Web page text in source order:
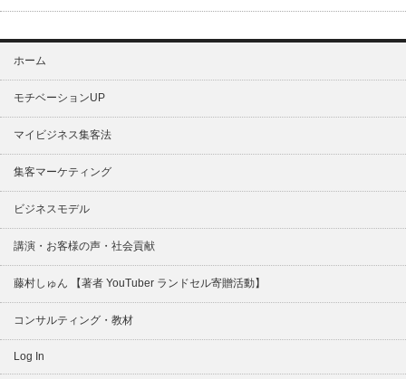
ホーム
モチベーションUP
マイビジネス集客法
集客マーケティング
ビジネスモデル
講演・お客様の声・社会貢献
藤村しゅん 【著者 YouTuber ランドセル寄贈活動】
コンサルティング・教材
Log In